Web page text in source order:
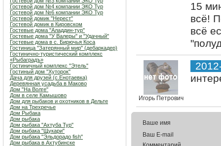
Гостевой дом №4 компании ЭКО Тур
Гостевой дом №6 компании ЭКО Тур
Гостевой домик "Нерест"
Гостевой домик в Кировском
Гостевые дома "Аладдин-тур"
Гостевые дома "У Валеры" и "Удачный"
Гостевые дома в с. Бирючья Коса
Гостиница "Затерянный мир" (дебаркадер)
Гостинично-туристический комплекс
«Рыбаградъ»
Гостиничный комплекс "Этель"
Гостиный дом "Хуторок"
Дача для друзей (с.Енотаевка)
Деревянная усадьба в Маково
Дом "На Волге"
Дом в селе Камышово
Дом для рыбаков и охотников в Дельте
Дом на Трехречье
Дом Рыбака
Дом рыбака
Дом рыбака "Ахтуба Тур"
Дом рыбака "Щукари"
Дом рыбака "Эльдорадо fish"
Дом рыбака в Ахтубинске
15
всё!
всё
Игорь Петрович
Ваше имя
Ваш E-mail